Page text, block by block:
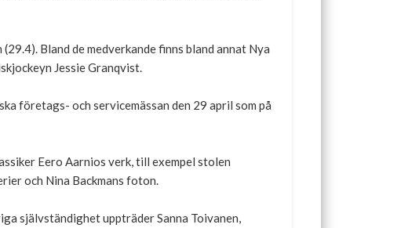
Bland de medverkande finns bland annat Nya
Jessie Granqvist.
företags- och servicemässan den 29 april som på
Eero Aarnios verk, till exempel stolen
och Nina Backmans foton.
självständighet uppträder Sanna Toivanen,